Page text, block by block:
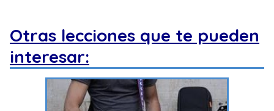
Otras lecciones que te pueden
interesar: